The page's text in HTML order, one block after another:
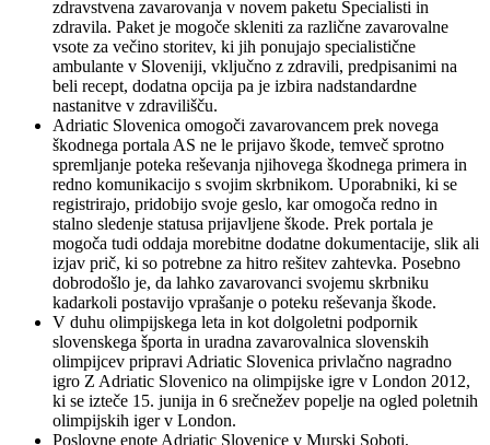
zdravstvena zavarovanja v novem paketu Specialisti in
zdravila. Paket je mogoče skleniti za različne zavarovalne
vsote za večino storitev, ki jih ponujajo specialistične
ambulante v Sloveniji, vključno z zdravili, predpisanimi na
beli recept, dodatna opcija pa je izbira nadstandardne
nastanitve v zdravilišču.
Adriatic Slovenica omogoči zavarovancem prek novega
škodnega portala AS ne le prijavo škode, temveč sprotno
spremljanje poteka reševanja njihovega škodnega primera in
redno komunikacijo s svojim skrbnikom. Uporabniki, ki se
registrirajo, pridobijo svoje geslo, kar omogoča redno in
stalno sledenje statusa prijavljene škode. Prek portala je
mogoča tudi oddaja morebitne dodatne dokumentacije, slik ali
izjav prič, ki so potrebne za hitro rešitev zahtevka. Posebno
dobrodošlo je, da lahko zavarovanci svojemu skrbniku
kadarkoli postavijo vprašanje o poteku reševanja škode.
V duhu olimpijskega leta in kot dolgoletni podpornik
slovenskega športa in uradna zavarovalnica slovenskih
olimpijcev pripravi Adriatic Slovenica privlačno nagradno
igro Z Adriatic Slovenico na olimpijske igre v London 2012,
ki se izteče 15. junija in 6 srečnežev popelje na ogled poletnih
olimpijskih iger v London.
Poslovne enote Adriatic Slovenice v Murski Soboti,